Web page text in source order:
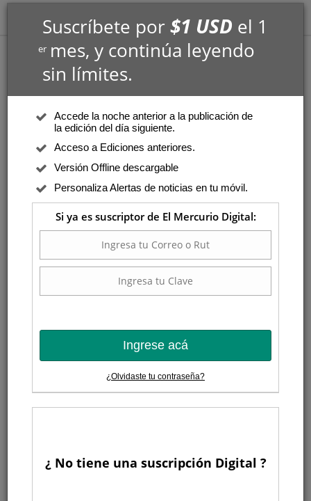
Suscríbete por$1 USD el 1
ermes, y continúa leyendo
sin límites.
Accede la noche anterior a la publicación de
la edición del día siguiente.
Acceso a Ediciones anteriores.
Versión Offline descargable
Personaliza Alertas de noticias en tu móvil.
Si ya es suscriptor de El Mercurio Digital:
Ingrese acá
¿Olvidaste tu contraseña?
¿ No tiene una suscripción Digital ?